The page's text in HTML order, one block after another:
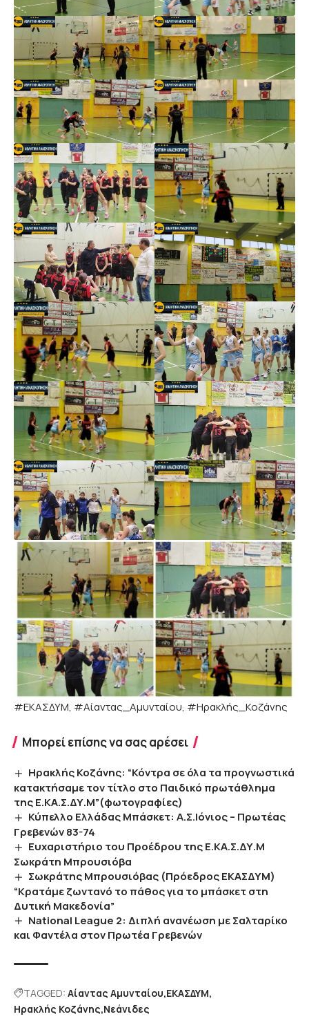
#ΕΚΑΣΔΥΜ, #Αίαντας_Αμυνταίου, #Ηρακλής_Κοζάνης
Μπορεί επίσης να σας αρέσει
Ηρακλής Κοζάνης: “Κόντρα σε όλα τα προγνωστικά
κατακτήσαμε τον τίτλο στο Παιδικό πρωτάθλημα
της Ε.ΚΑ.Σ.ΔΥ.Μ”(φωτογραφίες)
Κύπελλο Ελλάδας Μπάσκετ: Α.Σ.Ιόνιος – Πρωτέας
Γρεβενών 83-74
Ευχαριστήριο του Προέδρου της Ε.ΚΑ.Σ.ΔΥ.Μ
Σωκράτη Μπρουσιόβα
Σωκράτης Μπρουσιόβας (Πρόεδρος ΕΚΑΣΔΥΜ)
“Κρατάμε ζωντανό το πάθος για το μπάσκετ στη
Δυτική Μακεδονία”
National League 2: Διπλή ανανέωση με Σαλταρίκο
και Φαντέλα στον Πρωτέα Γρεβενών
TAGGED: Αίαντας Αμυνταίου ΕΚΑΣΔΥΜ
Ηρακλής Κοζάνης Νεάνιδες